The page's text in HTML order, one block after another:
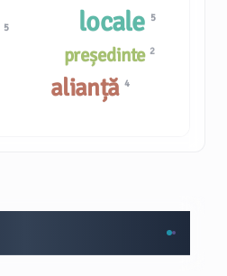
președinte 2
locale 5
5
alianță 4